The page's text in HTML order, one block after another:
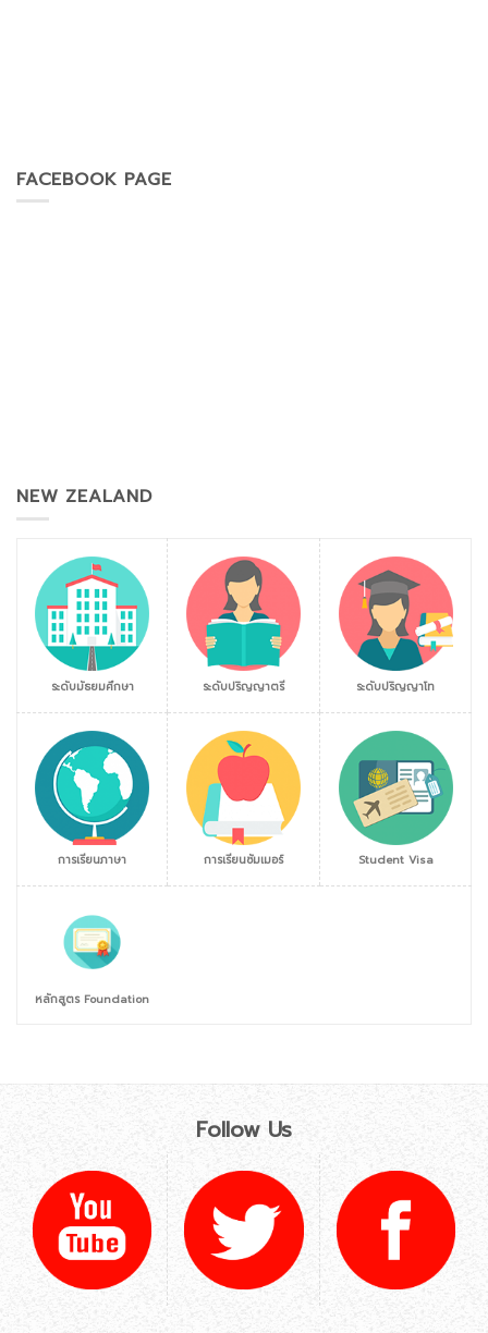
FACEBOOK PAGE
NEW ZEALAND
ระดับมัธยมศึกษา ระดับปริญญาตรี ระดับปริญญาโท
การเรียนภาษา การเรียนซัมเมอร์ Student Visa
หลักสูตร Foundation
Follow Us